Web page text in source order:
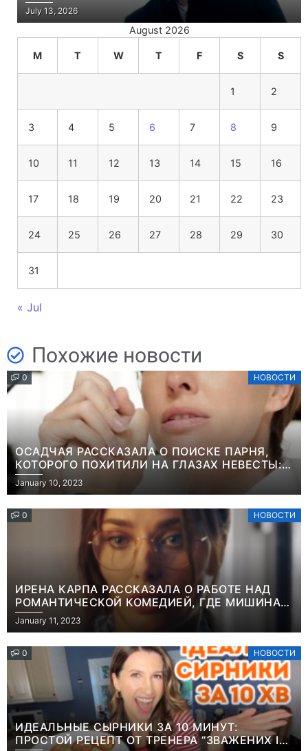
July 13, 2026
August 2026
M T W T F S S
1 2
3 4 5 6 7 8 9
10 11 12 13 14 15 16
17 18 19 20 21 22 23
24 25 26 27 28 29 30
31
« Jul
Похожие новости
0 НОВОСТИ
ОСАДЧАЯ РАССКАЗАЛА О ПОИСКЕ ПАРНЯ,
КОТОРОГО ПОХИТИЛИ НА ГЛАЗАХ НЕВЕСТЫ:
“ОН ВЕСЬ УДАР ПРИНЯЛ НА СЕБЯ”
January 10, 2023
0 НОВОСТИ
ИРЕНА КАРПА РАССКАЗАЛА О РАБОТЕ НАД
РОМАНТИЧЕСКОЙ КОМЕДИЕЙ, ГДЕ МИШИНА В
РОЛИ МАТЕРИ-ОДИНОЧКИ
January 11, 2023
0 НОВОСТИ
ИДЕАЛЬНЫЕ СЫРНИКИ ЗА 10 МИНУТ:
ПРОСТОЙ РЕЦЕПТ ОТ ТРЕНЕРА “ЗВАЖЕНИХ І